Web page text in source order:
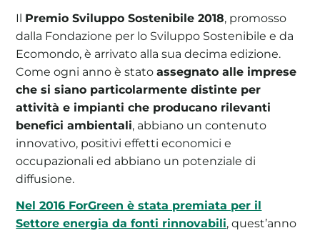
Il Premio Sviluppo Sostenibile 2018, promosso
dalla Fondazione per lo Sviluppo Sostenibile e da
Ecomondo, è arrivato alla sua decima edizione.
Come ogni anno è statoassegnato alle imprese
che si siano particolarmente distinte per
attività e impianti che producano rilevanti
benefici ambientali, abbiano un contenuto
innovativo, positivi effetti economici e
occupazionali ed abbiano un potenziale di
diffusione.
Nel 2016 ForGreen è stata premiata per il
Settore energia da fonti rinnovabili, quest’anno